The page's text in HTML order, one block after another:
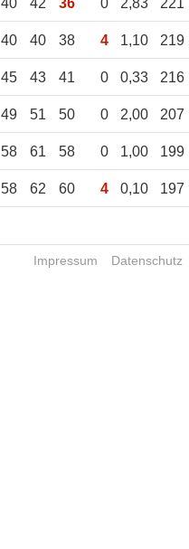
40 42 36 0 2,83 221
40 40 38 4 1,10 219
45 43 41 0 0,33 216
49 51 50 0 2,00 207
58 61 58 0 1,00 199
58 62 60 4 0,10 197
Impressum Datenschutz